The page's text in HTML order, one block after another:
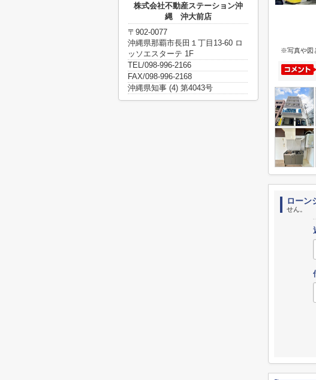
※写真や図
ローン
せん。
株式会社不動産ステーション沖
縄 沖大前店
〒902-0077
沖縄県那覇市長田１丁目13-60 ロ
ッソエスターテ 1F
TEL/098-996-2166
FAX/098-996-2168
沖縄県知事 (4) 第4043号